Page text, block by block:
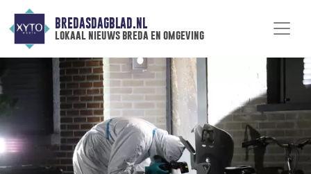
BREDASDAGBLAD.NL
lokaal nieuws breda en omgeving